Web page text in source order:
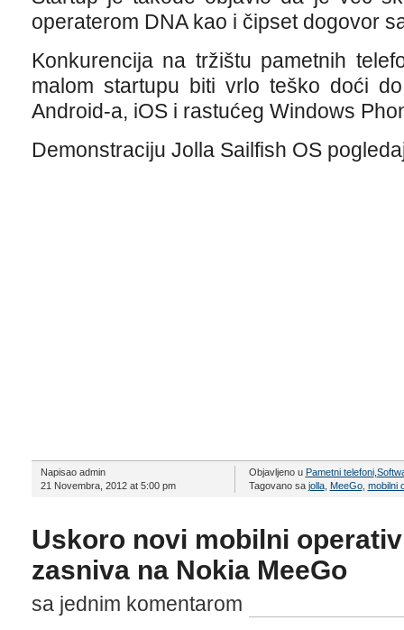
operaterom DNA kao i čipset dogovor
Konkurencija na tržištu pametnih
malom startupu biti vrlo teško doći
Android-a, iOS i rastućeg Windows
Demonstraciju Jolla Sailfish OS
Napisao admin
21 Novembra, 2012 at 5:00 pm
Objavljeno u Pametni telefoni,
Tagovano sa jolla, MeeGo, mobilni
Uskoro novi mobilni
zasniva na Nokia MeeGo
sa jednim komentarom